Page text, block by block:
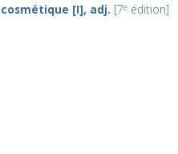
cosmétique [I], adj. [7e édition]